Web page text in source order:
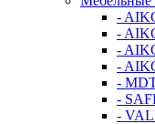
-
-
-
-
-
-
-